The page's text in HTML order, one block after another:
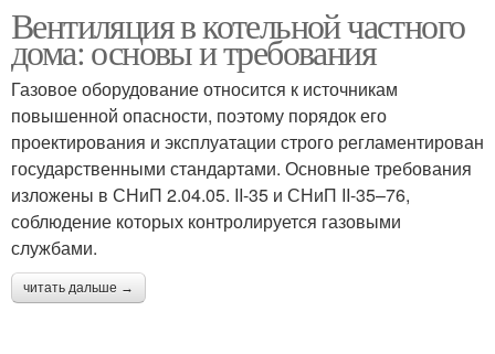
Вентиляция в котельной частного
дома: основы и требования
Газовое оборудование относится к источникам
повышенной опасности, поэтому порядок его
проектирования и эксплуатации строго регламентирован
государственными стандартами. Основные требования
изложены в СНиП 2.04.05. II-35 и СНиП II-35–76,
соблюдение которых контролируется газовыми
службами.
читать дальше →